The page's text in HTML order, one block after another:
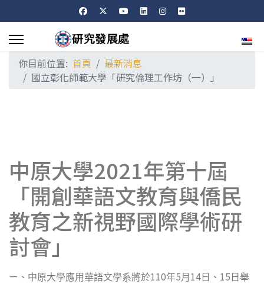
選擇
你目前位置: 首頁
最新消息
國立彰化師範大學「研究倫理工作坊（一）」
中原大學2021年第十屆
「開創華語文教育與僑民
教育之新視野國際學術研
討會」
ㄧ、中原大學應用華語文學系將於110年5月 14 日、 15 日舉